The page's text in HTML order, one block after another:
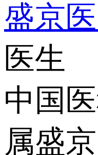
盛京
医生
中国
属盛